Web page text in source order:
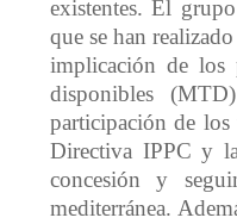
existentes. El
que se han
implicación de los
disponibles
participación de los
Directiva IPPC y
concesión y
mediterránea.